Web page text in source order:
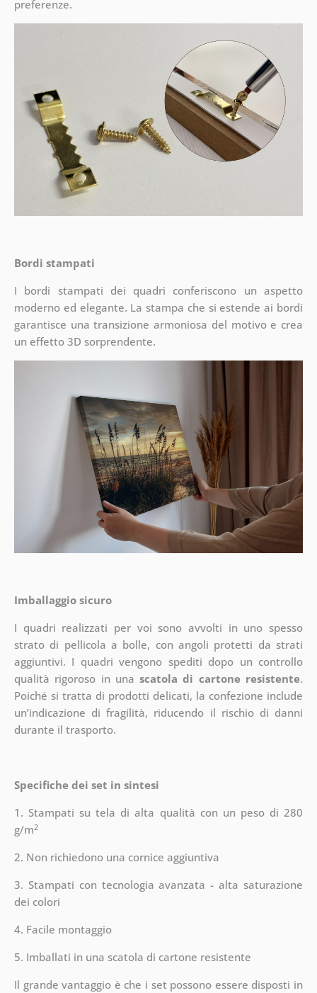
preferenze.
Bordi stampati
I bordi stampati dei quadri conferiscono un aspetto
moderno ed elegante. La stampa che si estende ai bordi
garantisce una transizione armoniosa del motivo e crea
un effetto 3D sorprendente.
Imballaggio sicuro
I quadri realizzati per voi sono avvolti in uno spesso
strato di pellicola a bolle, con angoli protetti da strati
aggiuntivi. I quadri vengono spediti dopo un controllo
qualità rigoroso in unascatola di cartone resistente.
Poiché si tratta di prodotti delicati, la confezione include
un’indicazione di fragilità, riducendo il rischio di danni
durante il trasporto.
Specifiche dei set in sintesi
1. Stampati su tela di alta qualità con un peso di 280
g/m2
2. Non richiedono una cornice aggiuntiva
3. Stampati con tecnologia avanzata - alta saturazione
dei colori
4. Facile montaggio
5. Imballati in una scatola di cartone resistente
Il grande vantaggio è che i set possono essere disposti in